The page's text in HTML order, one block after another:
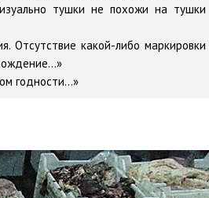
тушки не похожи на тушки
Отсутствие какой-либо маркировки
годности...»